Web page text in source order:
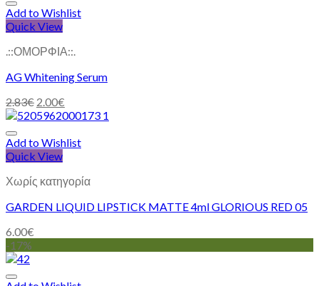
Add to Wishlist
Quick View
.::ΟΜΟΡΦΙΑ::.
AG Whitening Serum
2.83€ 2.00€
Add to Wishlist
Quick View
Χωρίς κατηγορία
GARDEN LIQUID LIPSTICK MATTE 4ml GLORIOUS RED 05
6.00€
-17%